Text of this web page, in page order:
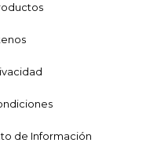
de Información